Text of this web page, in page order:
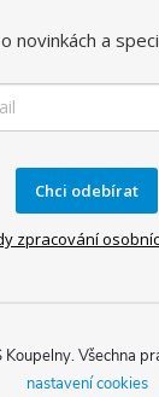
novinkách a
Chci odebírat
zpracování
Koupelny. Všechna
nastavení cookies